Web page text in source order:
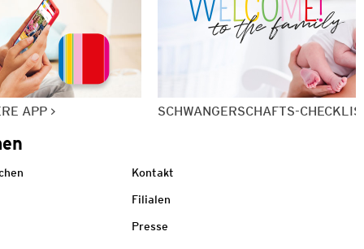
APP SCHWANGERSCHAFTS-
Kontakt
Filialen
Presse